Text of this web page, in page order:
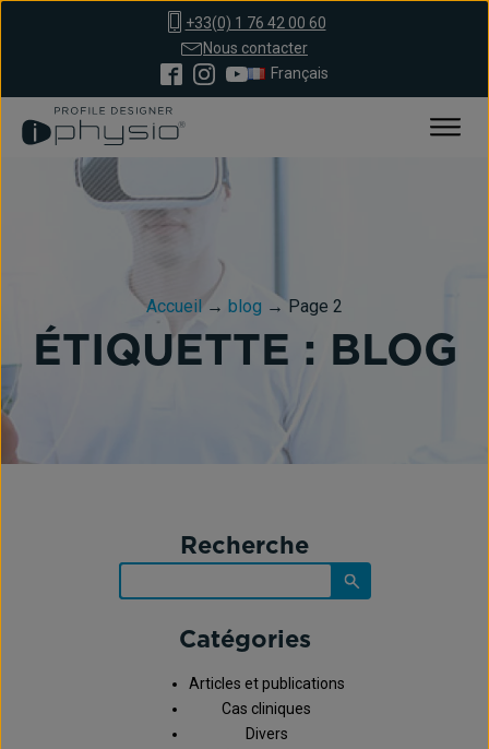
+33(0) 1 76 42 00 60
Nous contacter
Français
Accueil → blog →Page 2
ÉTIQUETTE : BLOG
Recherche
Catégories
Articles et publications
Cas cliniques
Divers